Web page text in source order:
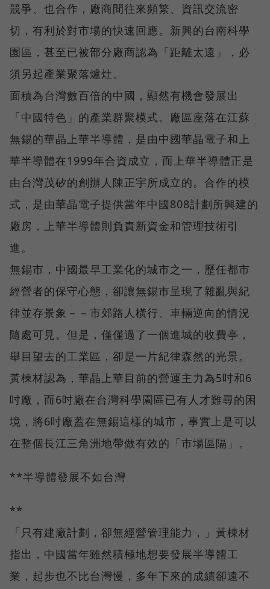
競爭、也合作，廠商間往來頻繁、資訊交流密
切，有利於對市場的快速回應。新興的台南科學
園區，甚至已被部分廠商認為「距離太遠」，必
須另起產業聚落爐灶。
面積為台灣數百倍的中國，顯然有機會發展出
「中國特色」的產業群聚模式。廠區座落在江蘇
無錫的華晶上華半導體，是由中國華晶電子和上
華半導體在1999年合資成立，而上華半導體正是
由台灣茂矽的創辦人陳正宇所成立的。合作的模
式，是由華晶電子提供當年中國808計劃所興建的
廠房，上華半導體則負責新資金和管理技術引
進。
無錫市，中國最早工業化的城市之一，歷任都市
經營者的保守心態，卻讓無錫市呈現了雜亂與紀
律並存景象－－市郊路人橫行、車輛逆向的情況
隨處可見。但是，僅僅過了一個進城的收費亭，
舉目望去的工業區，卻是一片紀律森然的光景。
黃棟材認為，華晶上華目前的營運主力為5吋和6
吋廠，而6吋廠在台灣科學園區已有人才難尋的困
境，將6吋廠蓋在無錫這樣的城市，事實上是可以
在整個長江三角洲地帶做有效的「市場區隔」。
**半導體發展不如台灣
**
「只有建廠計劃，卻無經營管理能力，」黃棟材
指出，中國當年雖然積極地想要發展半導體工
業，起步也不比台灣慢，多年下來的成績卻遠不